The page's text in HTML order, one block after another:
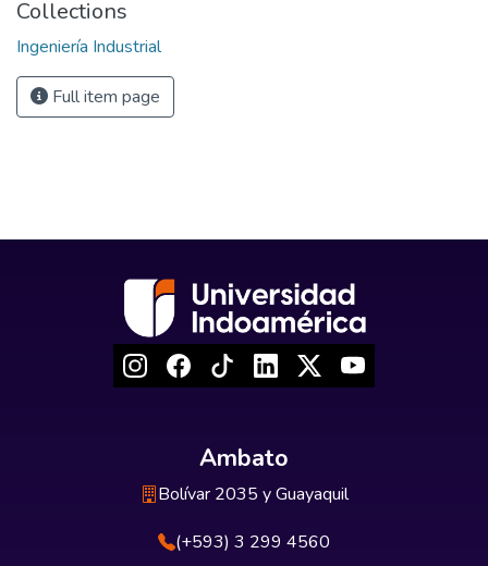
Collections
Ingeniería Industrial
Full item page
Ambato
Bolívar 2035 y Guayaquil
(+593) 3 299 4560